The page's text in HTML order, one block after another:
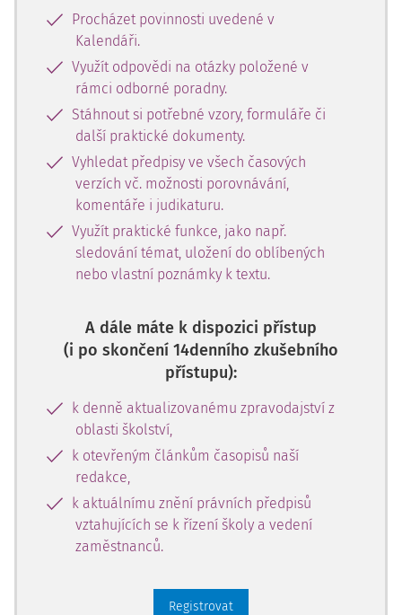
Procházet povinnosti uvedené v
Kalendáři.
Využít odpovědi na otázky položené v
rámci odborné poradny.
Stáhnout si potřebné vzory, formuláře či
další praktické dokumenty.
Vyhledat předpisy ve všech časových
verzích vč. možnosti porovnávání,
komentáře i judikaturu.
Využít praktické funkce, jako např.
sledování témat, uložení do oblíbených
nebo vlastní poznámky k textu.
A dále máte k dispozici přístup
(i po skončení 14denního zkušebního
přístupu):
k denně aktualizovanému zpravodajství z
oblasti školství,
k otevřeným článkům časopisů naší
redakce,
k aktuálnímu znění právních předpisů
vztahujících se k řízení školy a vedení
zaměstnanců.
Registrovat